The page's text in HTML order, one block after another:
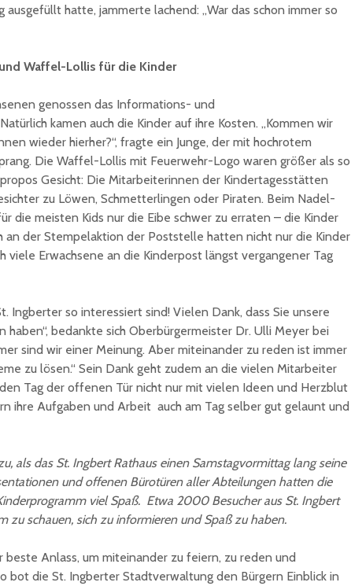
ausgefüllt hatte, jammerte lachend: „War das schon immer so
Waffel-Lollis für die Kinder
genossen das Informations- und
kamen auch die Kinder auf ihre Kosten. „Kommen wir
wieder hierher?“, fragte ein Junge, der mit hochrotem
Die Waffel-Lollis mit Feuerwehr-Logo waren größer als so
Gesicht: Die Mitarbeiterinnen der Kindertagesstätten
zu Löwen, Schmetterlingen oder Piraten. Beim Nadel-
die meisten Kids nur die Eibe schwer zu erraten – die Kinder
an der Stempelaktion der Poststelle hatten nicht nur die Kinder
viele Erwachsene an die Kinderpost längst vergangener Tag
Ingberter so interessiert sind! Vielen Dank, dass Sie unsere
haben“, bedankte sich Oberbürgermeister Dr. Ulli Meyer bei
sind wir einer Meinung. Aber miteinander zu reden ist immer
zu lösen.“ Sein Dank geht zudem an die vielen Mitarbeiter
Tag der offenen Tür nicht nur mit vielen Ideen und Herzblut
ihre Aufgaben und Arbeit auch am Tag selber gut gelaunt und
als das St. Ingbert Rathaus einen Samstagvormittag lang seine
und offenen Bürotüren aller Abteilungen hatten die
viel Spaß. Etwa 2000 Besucher aus St. Ingbert
zu schauen, sich zu informieren und Spaß zu haben.
Anlass, um miteinander zu feiern, zu reden und
bot die St. Ingberter Stadtverwaltung den Bürgern Einblick in